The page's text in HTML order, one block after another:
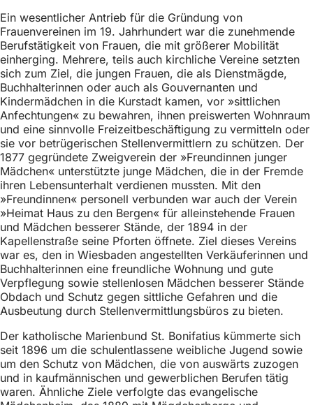
Ein wesentlicher Antrieb für die Gründung von
Frauenvereinen im 19. Jahrhundert war die zunehmende
Berufstätigkeit von Frauen, die mit größerer Mobilität
einherging. Mehrere, teils auch kirchliche Vereine setzten
sich zum Ziel, die jungen Frauen, die als Dienstmägde,
Buchhalterinnen oder auch als Gouvernanten und
Kindermädchen in die Kurstadt kamen, vor »sittlichen
Anfechtungen« zu bewahren, ihnen preiswerten Wohnraum
und eine sinnvolle Freizeitbeschäftigung zu vermitteln oder
sie vor betrügerischen Stellenvermittlern zu schützen. Der
1877 gegründete Zweigverein der »Freundinnen junger
Mädchen« unterstützte junge Mädchen, die in der Fremde
ihren Lebensunterhalt verdienen mussten. Mit den
»Freundinnen« personell verbunden war auch der Verein
»Heimat Haus zu den Bergen« für alleinstehende Frauen
und Mädchen besserer Stände, der 1894 in der
Kapellenstraße seine Pforten öffnete. Ziel dieses Vereins
war es, den in Wiesbaden angestellten Verkäuferinnen und
Buchhalterinnen eine freundliche Wohnung und gute
Verpflegung sowie stellenlosen Mädchen besserer Stände
Obdach und Schutz gegen sittliche Gefahren und die
Ausbeutung durch Stellenvermittlungsbüros zu bieten.
Der katholische Marienbund St. Bonifatius kümmerte sich
seit 1896 um die schulentlassene weibliche Jugend sowie
um den Schutz von Mädchen, die von auswärts zuzogen
und in kaufmännischen und gewerblichen Berufen tätig
waren. Ähnliche Ziele verfolgte das evangelische